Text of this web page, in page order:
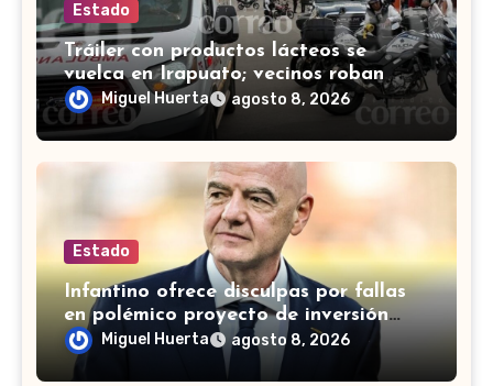
Estado
Tráiler con productos lácteos se
vuelca en Irapuato; vecinos roban
carga en lugar de auxiliar a heridos
Miguel Huerta agosto 8, 2026
Estado
Infantino ofrece disculpas por fallas
en polémico proyecto de inversión
privada de la FIFA
Miguel Huerta agosto 8, 2026